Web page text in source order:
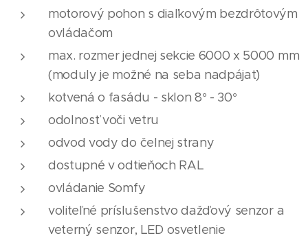
motorový pohon s diaľkovým bezdrôtovým
ovládačom
max. rozmer jednej sekcie 6000 x 5000 mm
(moduly je možné na seba nadpájať)
kotvená o fasádu - sklon 8° - 30°
odolnosť voči vetru
odvod vody do čelnej strany
dostupné v odtieňoch RAL
ovládanie Somfy
voliteľné príslušenstvo dažďový senzor a
veterný senzor, LED osvetlenie